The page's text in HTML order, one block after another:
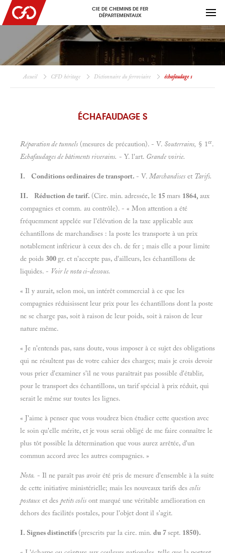
CIE DE CHEMINS DE FER
DÉPARTEMENTAUX
Accueil CFD héritage Dictionnaire du ferroviaire échafaudage s
ÉCHAFAUDAGE S
Réparation de tunnels (mesures de précaution). - V. Souterrains, § 1er.
Echafaudages de bâtiments riverains. - Y. l'art. Grande voirie.
I. Conditions ordinaires de transport. - V. Marchandises et Tarifs.
II. Réduction de tarif. (Cire. min. adressée, le 15 mars 1864, aux
compagnies et comm. au contrôle). - « Mon attention a été
fréquemment appelée sur l'élévation de la taxe applicable aux
échantillons de marchandises : la poste les transporte à un prix
notablement inférieur à ceux des ch. de fer ; mais elle a pour limite
de poids 300gr. et n'accepte pas, d'ailleurs, les échantillons de
liquides. - Voir le nota ci-dessous.
« Il y aurait, selon moi, un intérêt commercial à ce que les
compagnies réduisissent leur prix pour les échantillons dont la poste
ne se charge pas, soit à raison de leur poids, soit à raison de leur
nature même.
« Je n'entends pas, sans doute, vous imposer à ce sujet des obligations
qui ne résultent pas de votre cahier des charges; mais je crois devoir
vous prier d'examiner s'il ne vous paraîtrait pas possible d'établir,
pour le transport des échantillons, un tarif spécial à prix réduit, qui
serait le même sur toutes les lignes.
« J'aime à penser que vous voudrez bien étudier cette question avec
le soin qu'elle mérite, et je vous serai obligé de me faire connaître le
plus tôt possible la détermination que vous aurez arrêtée, d'un
eommun accord avec les autres compagnies. »
Nota. - Il ne paraît pas avoir été pris de mesure d'ensemble à la suite
de cette initiative ministérielle; mais les nouveaux tarifs des colis
postaux et des petits colis ont marqué une véritable amélioration en
dehors des facilités postales, pour l'objet dont il s'agit.
I. Signes distinctifs (prescrits par la cire. min. du 7sept. 1850).